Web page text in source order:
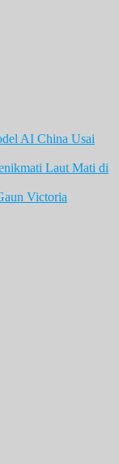
AI China Usai
Laut Mati di
Victoria